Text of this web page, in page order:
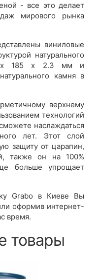
- все это делает
мирового рынка
виниловые
натурального
х 185 х 2.3 мм и
камня в
верхнему
технологий
наслаждаться
лет. Этот слой
защиту от царапин,
также он на 100%
больше упрощает
Grabo в Киеве Вы
оформив интернет-
время.
товары